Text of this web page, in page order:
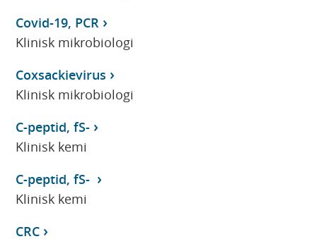
Covid-19, PCR
Klinisk mikrobiologi
Coxsackievirus
Klinisk mikrobiologi
C-peptid, fS-
Klinisk kemi
C-peptid, fS-
Klinisk kemi
CRC